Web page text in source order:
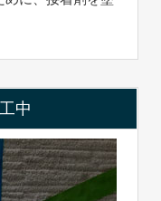
中